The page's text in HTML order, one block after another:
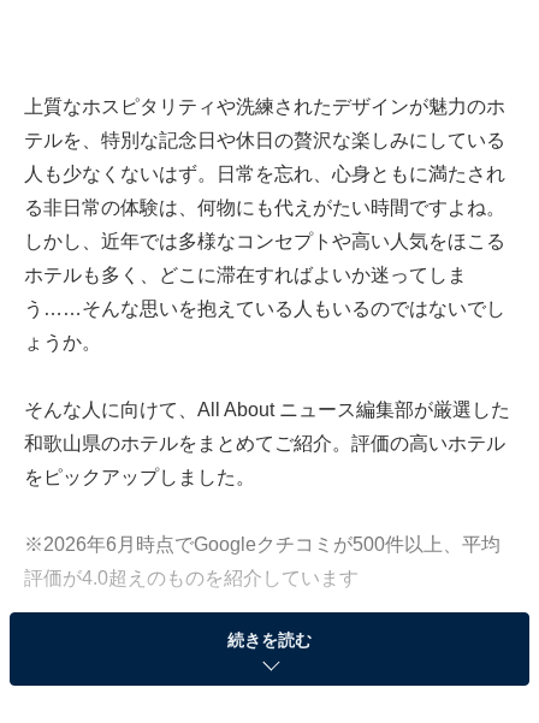
上質なホスピタリティや洗練されたデザインが魅力のホ
テルを、特別な記念日や休日の贅沢な楽しみにしている
人も少なくないはず。日常を忘れ、心身ともに満たされ
る非日常の体験は、何物にも代えがたい時間ですよね。
しかし、近年では多様なコンセプトや高い人気をほこる
ホテルも多く、どこに滞在すればよいか迷ってしま
う……そんな思いを抱えている人もいるのではないでし
ょうか。
そんな人に向けて、All About ニュース編集部が厳選した
和歌山県のホテルをまとめてご紹介。評価の高いホテル
をピックアップしました。
※2026年6月時点でGoogleクチコミが500件以上、平均
評価が4.0超えのものを紹介しています
この記事の執筆者： All About ニュース お買
いもの部
続きを読む